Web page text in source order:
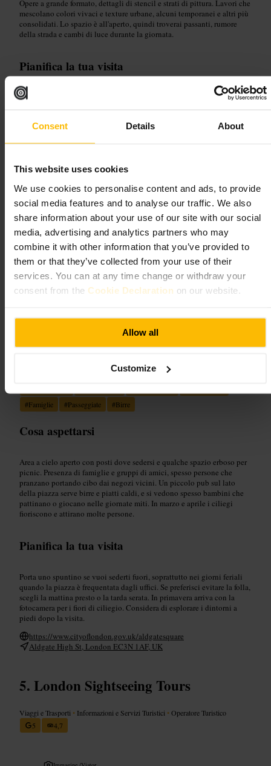
Consent Details About
This website uses cookies
We use cookies to personalise content and ads, to provide
social media features and to analyse our traffic. We also
share information about your use of our site with our social
media, advertising and analytics partners who may
combine it with other information that you’ve provided to
them or that they’ve collected from your use of their
services. You can at any time change or withdraw your
consent from the Cookie Declaration on our website.
Allow all
Customize
Opere a grande formato, dettagli di stencil e strati di pittura. Lavori che
mescolano colori vivaci e texture urbane, alcuni temporanei e altri più
consolidati. Lo spazio è all'aperto, quindi troverai passanti, rumore
della strada e cambi di luce durante la giornata.
Pianifica la tua visita
Arriva con scarpe comode, porta una macchina fotografica o uno
dintorni per vedere altri pezzi di arte di strada. Se hai poco tempo,
Aldgate Square
Punti di riferimento e attività all'aperto•Giardino
4,6
4,5
Immagine /Sculpture in the City | London
“Pausa verde tra i grattacieli.”
#Famiglie #Passeggiate #Birre
Cosa aspettarsi
Area a cielo aperto con posti dove sedersi e qualche spazio erboso per
picnic. Presenza di famiglie e gruppi di amici, spesso persone che
pranzano portando cibo dai negozi vicini. Un piccolo pub sul lato
della piazza serve birre e piatti caldi, e si vedono spesso bambini che
pattinano o giocano nelle giornate miti. In marzo e aprile i ciliegi
fioriscono e attirano molte persone.
Pianifica la tua visita
Porta uno spuntino se vuoi sederti fuori, soprattutto nei giorni feriali
quando la piazza è frequentata dagli uffici. Se preferisci evitare la folla,
scegli la mattina presto o la tarda serata. In primavera arriva con la
fotocamera per i fiori di ciliegio. Considera di esplorare i dintorni a
piedi dopo la visita.
https://www.cityoflondon.gov.uk/aldgatesquare
Aldgate High St, London EC3N 1AF, UK
London Sightseeing Tours
Viaggi e Trasporti • Informazioni e Servizi Turistici •Operatore Turistico
5
4,7